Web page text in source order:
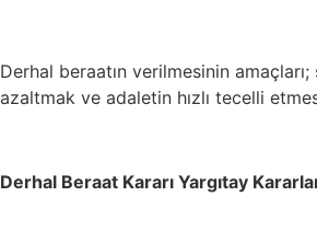
Derhal beraatın verilmesinin
azaltmak ve adaletin hızlı tecelli
Derhal Beraat Kararı Yargıtay